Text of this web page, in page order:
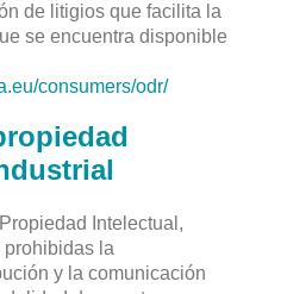
de litigios que facilita la
se encuentra disponible
consumers/odr/
Intelectual,
la
y la comunicación